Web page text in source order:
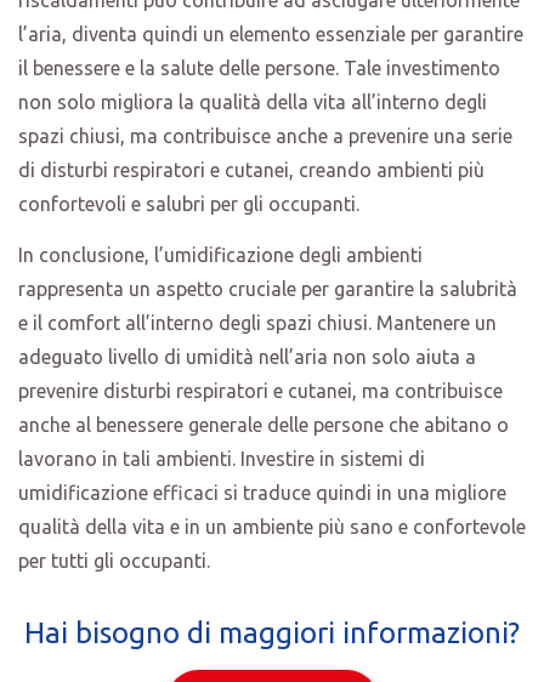
l’aria, diventa quindi un elemento essenziale per garantire
il benessere e la salute delle persone. Tale investimento
non solo migliora la qualità della vita all’interno degli
spazi chiusi, ma contribuisce anche a prevenire una serie
di disturbi respiratori e cutanei, creando ambienti più
confortevoli e salubri per gli occupanti.
In conclusione, l’umidificazione degli ambienti
rappresenta un aspetto cruciale per garantire la salubrità
e il comfort all’interno degli spazi chiusi. Mantenere un
adeguato livello di umidità nell’aria non solo aiuta a
prevenire disturbi respiratori e cutanei, ma contribuisce
anche al benessere generale delle persone che abitano o
lavorano in tali ambienti. Investire in sistemi di
umidificazione efficaci si traduce quindi in una migliore
qualità della vita e in un ambiente più sano e confortevole
per tutti gli occupanti.
Hai bisogno di maggiori informazioni?